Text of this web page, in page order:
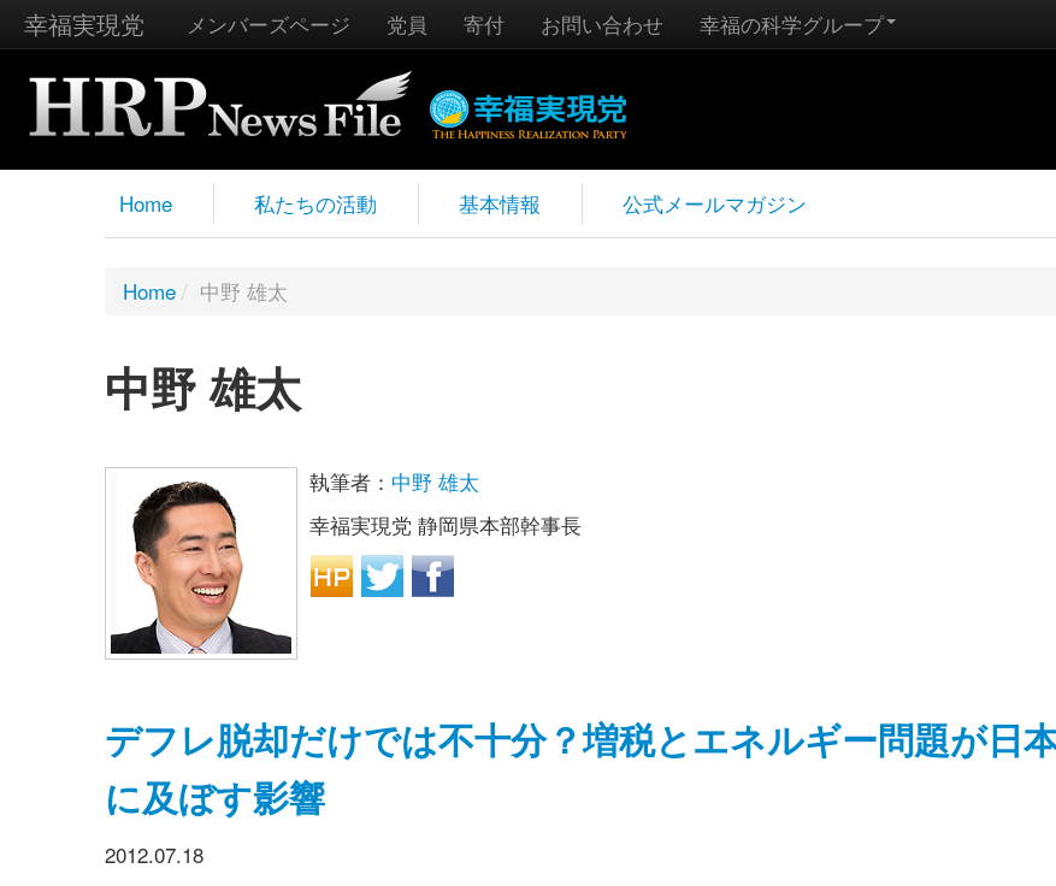
幸福実現党 メンバーズページ 党員 寄付 お問い合わせ 幸福の科学グループ
Home 私たちの活動 基本情報 公式メールマガジン
Home / 中野 雄太
中野 雄太
執筆者： 中野 雄太
幸福実現党 静岡県本部幹事長
デフレ脱却だけでは不十分？増税とエネルギー問題が日
に及ぼす影響
2012.07.18